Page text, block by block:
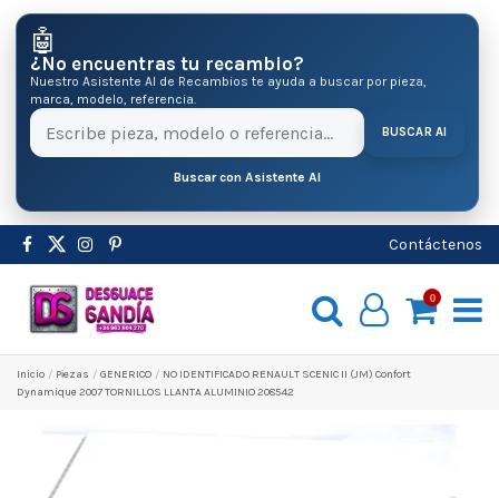
🤖
¿No encuentras tu recambio?
Nuestro Asistente AI de Recambios te ayuda a buscar por pieza,
marca, modelo, referencia.
BUSCAR AI
Buscar con Asistente AI
Contáctenos
0
Inicio Pіezas GENERICO
NO IDENTIFICADO RENAULT SCENIC II (JM) Confort
Dynamique 2007 TORNILLOS LLANTA ALUMINIO 208542